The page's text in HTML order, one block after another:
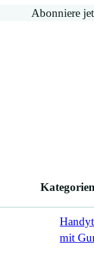
Abonniere
mit